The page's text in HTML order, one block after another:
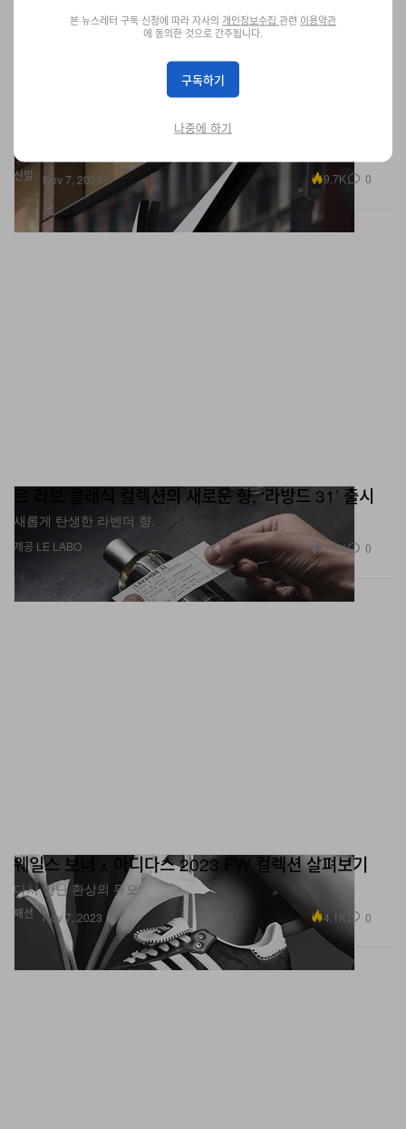
신발
나이키가 뉴발란스, 스케쳐스를 고소했다
푸마, 아디다스, 룰루레몬에 이어.
Nov 7, 2023 9.7K 0
르 라보 클래식 컬렉션의 새로운 향, ‘라방드 31’ 출시
새롭게 탄생한 라벤더 향.
제공 LE LABO 1.9K 0
패션
웨일스 보너 x 아디다스 2023 FW 컬렉션 살펴보기
다시 만난 환상의 듀오.
Nov 7, 2023 4.1K 0
본 뉴스레터 구독 신청에 따라 자사의 개인정보수집 관련 이용약관
에 동의한 것으로 간주됩니다.
구독하기
나중에 하기